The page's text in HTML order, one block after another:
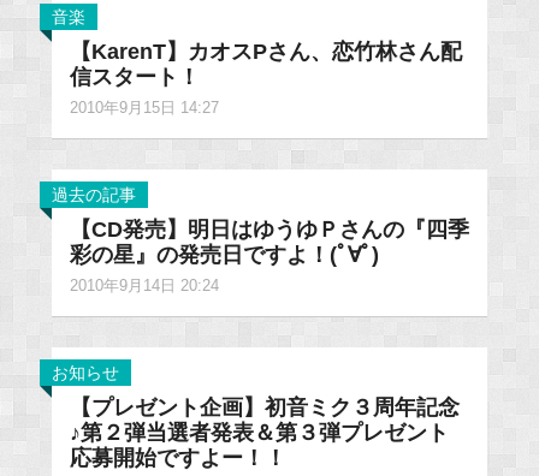
音楽
【KarenT】カオスPさん、恋竹林さん配
信スタート！
2010年9月15日 14:27
過去の記事
【CD発売】明日はゆうゆＰさんの『四季
彩の星』の発売日ですよ！(ﾟ∀ﾟ)
2010年9月14日 20:24
お知らせ
【プレゼント企画】初音ミク３周年記念
♪第２弾当選者発表＆第３弾プレゼント
応募開始ですよー！！